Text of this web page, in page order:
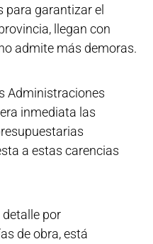
para garantizar el
llegan con
admite más demoras.
Administraciones
inmediata las
a estas carencias
por
de obra, está